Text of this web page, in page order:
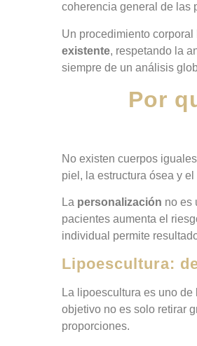
coherencia general de las
Un procedimiento
existente, respetando la
siempre de un análisis
Por
No existen cuerpos
piel, la estructura ósea y
La personalización no es
pacientes aumenta el
individual permite
Lipoescultura:
La lipoescultura es uno
objetivo no es solo retirar
proporciones.